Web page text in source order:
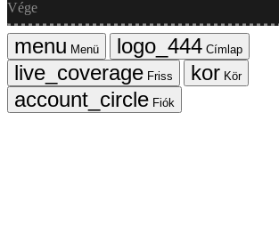
Vége
Menü
Címlap
Friss
Kör
Fiók